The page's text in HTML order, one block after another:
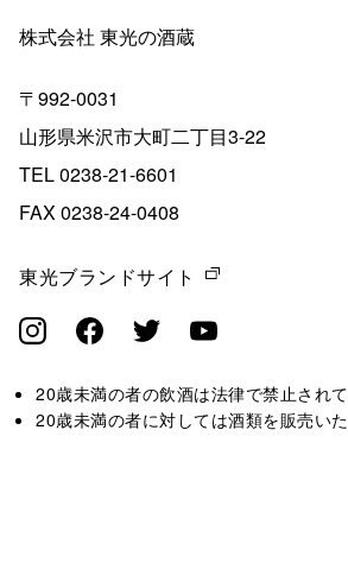
株式会社 東光の酒蔵
〒992-0031
山形県米沢市大町二丁目3-22
TEL 0238-21-6601
FAX 0238-24-0408
東光ブランドサイト
20歳未満の者の飲酒は法律で禁止されて
20歳未満の者に対しては酒類を販売いた